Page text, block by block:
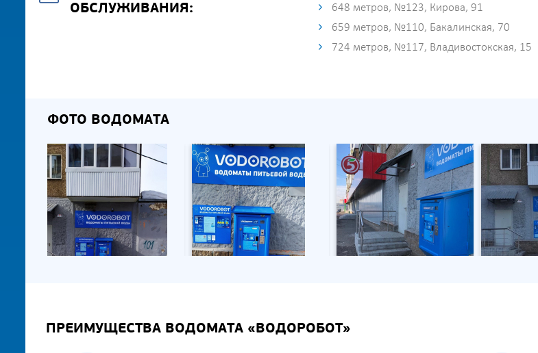
ОБСЛУЖИВАНИЯ:
648 метров, №123, Кирова, 91
659 метров, №110, Бакалинская, 70
724 метров, №117, Владивостокская, 15
ФОТО ВОДОМАТА
ПРЕИМУЩЕСТВА ВОДОМАТА «ВОДОРОБОТ»